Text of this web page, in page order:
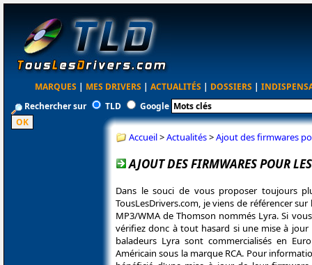
MARQUES | MES DRIVERS | ACTUALITÉS | DOSSIERS |
Rechercher sur
TLD Google
Accueil>Actualités>Ajout des firmwares
AJOUT DES FIRMWARES POUR
Dans le souci de vous proposer toujours
TousLesDrivers.com, je viens de référencer
MP3/WMA de Thomson nommés Lyra. Si
vérifiez donc à tout hasard si une mise à jour
baladeurs Lyra sont commercialisés en
Américain sous la marque RCA. Pour